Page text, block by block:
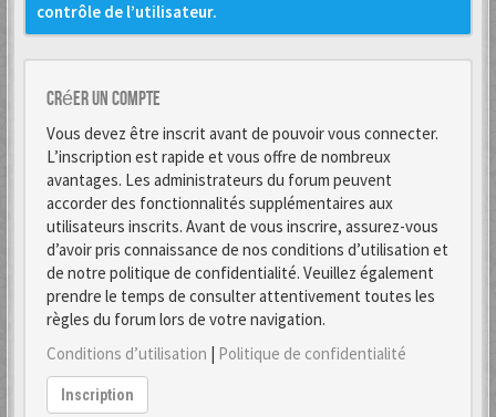
contrôle de l’utilisateur.
Créer un Compte
Vous devez être inscrit avant de pouvoir vous connecter.
L’inscription est rapide et vous offre de nombreux
avantages. Les administrateurs du forum peuvent
accorder des fonctionnalités supplémentaires aux
utilisateurs inscrits. Avant de vous inscrire, assurez-vous
d’avoir pris connaissance de nos conditions d’utilisation et
de notre politique de confidentialité. Veuillez également
prendre le temps de consulter attentivement toutes les
règles du forum lors de votre navigation.
Conditions d’utilisation | Politique de confidentialité
Inscription